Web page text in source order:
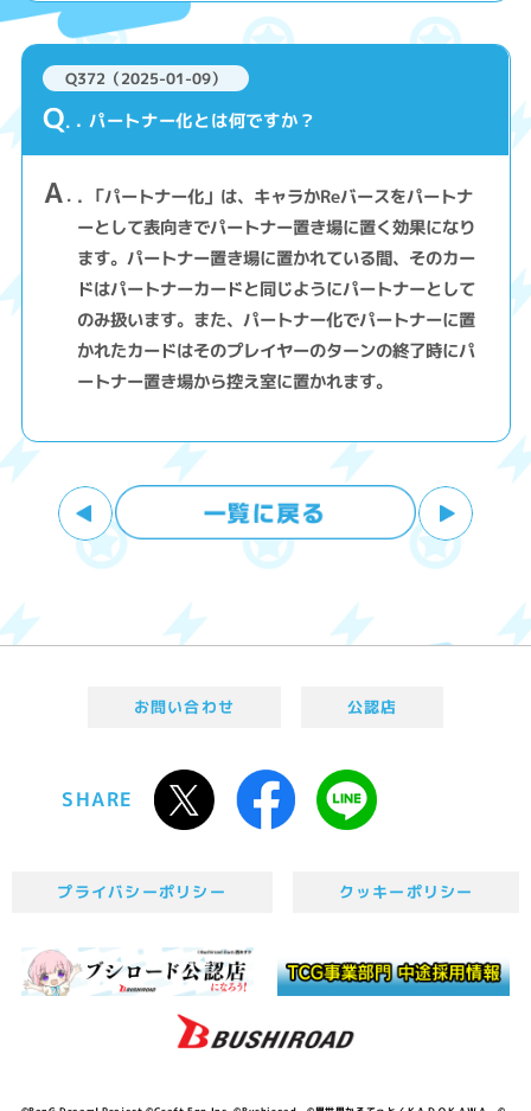
Q372（2025-01-09）
Q . パートナー化とは何ですか？
A . 「パートナー化」は、キャラかReバースをパートナ
ーとして表向きでパートナー置き場に置く効果になり
ます。パートナー置き場に置かれている間、そのカー
ドはパートナーカードと同じようにパートナーとして
のみ扱います。また、パートナー化でパートナーに置
かれたカードはそのプレイヤーのターンの終了時にパ
ートナー置き場から控え室に置かれます。
お問い合わせ 公認店
SHARE
プライバシーポリシー クッキーポリシー